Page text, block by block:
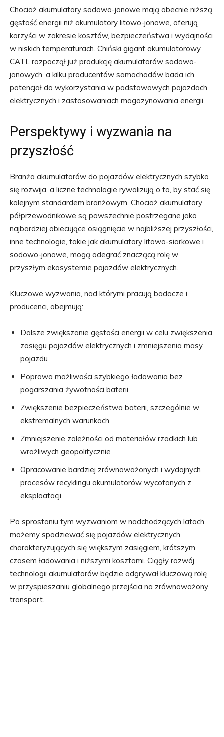
Chociaż akumulatory sodowo-jonowe mają obecnie niższą
gęstość energii niż akumulatory litowo-jonowe, oferują
korzyści w zakresie kosztów, bezpieczeństwa i wydajności
w niskich temperaturach. Chiński gigant akumulatorowy
CATL rozpoczął już produkcję akumulatorów sodowo-
jonowych, a kilku producentów samochodów bada ich
potencjał do wykorzystania w podstawowych pojazdach
elektrycznych i zastosowaniach magazynowania energii.
Perspektywy i wyzwania na
przyszłość
Branża akumulatorów do pojazdów elektrycznych szybko
się rozwija, a liczne technologie rywalizują o to, by stać się
kolejnym standardem branżowym. Chociaż akumulatory
półprzewodnikowe są powszechnie postrzegane jako
najbardziej obiecujące osiągnięcie w najbliższej przyszłości,
inne technologie, takie jak akumulatory litowo-siarkowe i
sodowo-jonowe, mogą odegrać znaczącą rolę w
przyszłym ekosystemie pojazdów elektrycznych.
Kluczowe wyzwania, nad którymi pracują badacze i
producenci, obejmują:
Dalsze zwiększanie gęstości energii w celu zwiększenia
zasięgu pojazdów elektrycznych i zmniejszenia masy
pojazdu
Poprawa możliwości szybkiego ładowania bez
pogarszania żywotności baterii
Zwiększenie bezpieczeństwa baterii, szczególnie w
ekstremalnych warunkach
Zmniejszenie zależności od materiałów rzadkich lub
wrażliwych geopolitycznie
Opracowanie bardziej zrównoważonych i wydajnych
procesów recyklingu akumulatorów wycofanych z
eksploatacji
Po sprostaniu tym wyzwaniom w nadchodzących latach
możemy spodziewać się pojazdów elektrycznych
charakteryzujących się większym zasięgiem, krótszym
czasem ładowania i niższymi kosztami. Ciągły rozwój
technologii akumulatorów będzie odgrywał kluczową rolę
w przyspieszaniu globalnego przejścia na zrównoważony
transport.